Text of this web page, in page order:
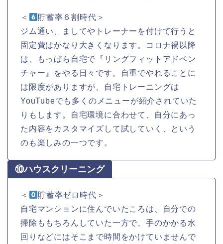
＜
貯蓄率６割時代＞
ジム通い、ましてやトレーナーを付けて行うと
固定費はかなり大きくなります。コロナ禍以降
は、もっぱら自宅で『リングフィットアドベン
チャー』をやる日々です。自重でやれることに
は限度がありますが、自宅トレーニングは
YouTubeでも多くのメニューが紹介されていた
りもします。自宅環境に合わせて、自分にあっ
た内容をカスタマイズして試していく、という
のも楽しみの一つです。
⑩ハウスクリーニング
＜
貯蓄率ゼロ時代＞
自宅マンションに住んでいたころは、自分での
掃除ももちろんしていた一方で、手のかかる水
回りなどにはそこまで時間をかけていませんで